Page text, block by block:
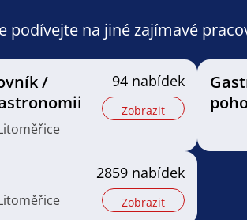
podívejte na jiné zajímavé
/
94 nabídek
Zobrazit
2859 nabídek
Zobrazit